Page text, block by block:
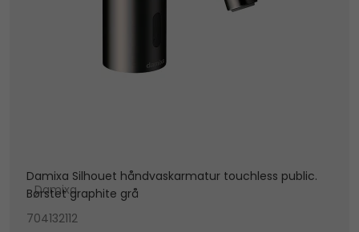
Damixa Silhouet håndvaskarmatur touchless public.
Børstet graphite grå
Damixa
704132112